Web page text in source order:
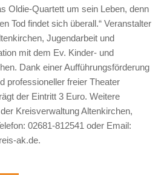
Oldie-Quartett um sein Leben, denn
Tod findet sich überall.“ Veranstalter
Jugendarbeit und
mit dem Ev. Kinder- und
Dank einer Aufführungsförderung
professioneller freier Theater
der Eintritt 3 Euro. Weitere
Kreisverwaltung Altenkirchen,
02681-812541 oder Email:
ak.de.